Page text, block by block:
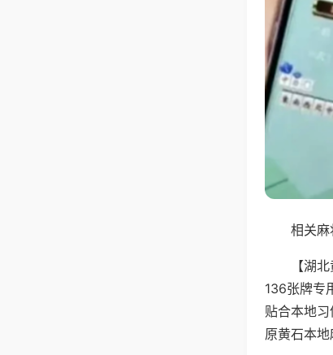
相关
【湖
136张牌专
贴合本地
原黄石本地